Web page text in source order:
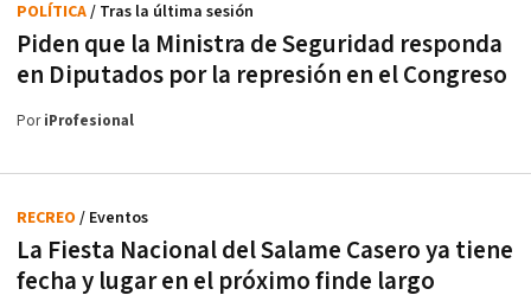
Piden que la Ministra de Seguridad responda
en Diputados por la represión en el Congreso
POLÍTICA/ Tras la última sesión
PoriProfesional
La Fiesta Nacional del Salame Casero ya tiene
fecha y lugar en el próximo finde largo
RECREO / Eventos